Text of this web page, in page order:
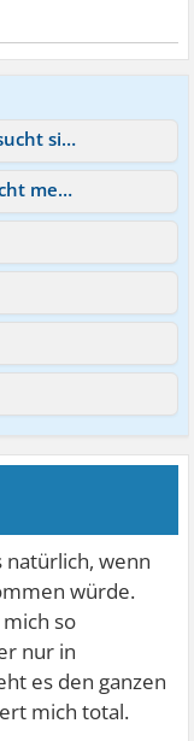
Ich hab absolut einen Knall-Angst sucht sich ihren Weg!
Ich habe ankst,das ich die Panik nicht mehr weg krieg
natürlich, wenn
würde.
so
nur in
es den ganzen
mich total.